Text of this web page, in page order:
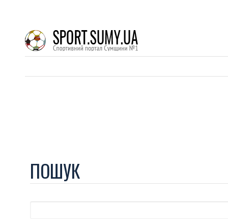
ПОШУК